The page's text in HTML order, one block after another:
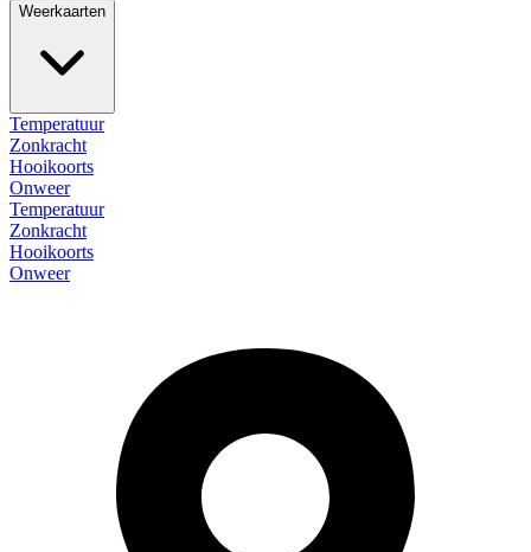
Weerkaarten
Temperatuur
Zonkracht
Hooikoorts
Onweer
Temperatuur
Zonkracht
Hooikoorts
Onweer